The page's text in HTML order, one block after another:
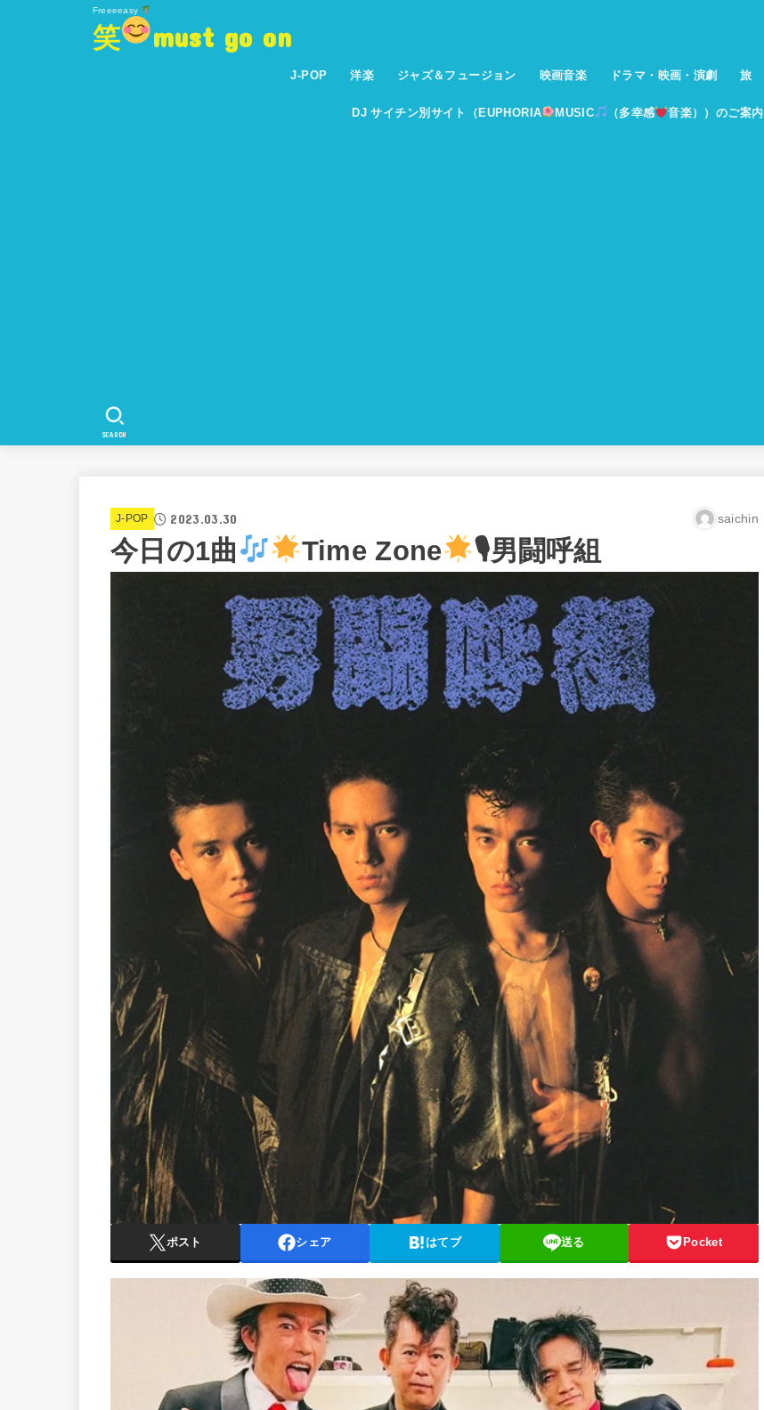
Freeeeasy
笑 must go on
J-POP 洋楽 ジャズ＆フュージョン 映画音楽 ドラマ・映画・演劇 旅
DJ サイチン別サイト（EUPHORIA MUSIC （多幸感 音楽））のご案内
SEARCH
J-POP 2023.03.30 saichin
今日の1曲 Time Zone 🎙男闘呼組
ポスト シェア はてブ 送る Pocket